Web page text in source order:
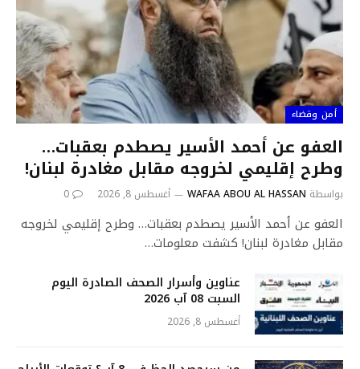
أمن وقضاء
العفو عن أحمد الأسير يصطدم بعقبات…
وطرح إقليمي لخروجه مقابل مغادرة لبنان!
بواسطة WAFAA ABOU AL HASSAN أغسطس 8, 2026 0
العفو عن أحمد الأسير يصطدم بعقبات… وطرح إقليمي لخروجه
مقابل مغادرة لبنان! كشفت معلومات…
عناوين وأسرار الصحف الصادرة اليوم
السبت 08 آب 2026
أغسطس 8, 2026